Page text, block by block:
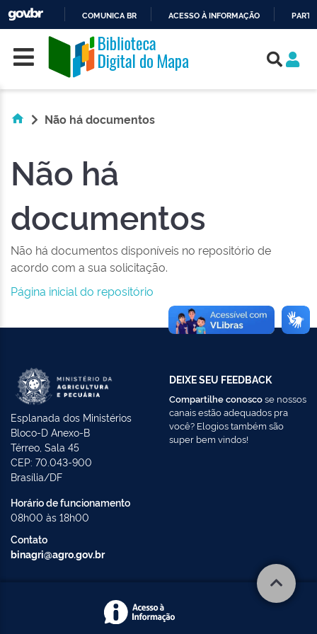
O
CONTEÚDO
COMUNICA BR ACESSO À INFORMAÇÃO
Skip navigation
Não há documentos
Não há
documentos
Não há documentos disponíveis no repositório de
acordo com a sua solicitação.
Página inicial do repositório
Esplanada dos Ministérios
Bloco-D Anexo-B
Térreo, Sala 45
CEP: 70.043-900
Brasília/DF
Horário de funcionamento
08h00 às 18h00
Contato
binagri@agro.gov.br
DEIXE SEU FEEDBACK
Compartilhe conoscose nossos
canais estão adequados pra
você? Elogios também são
super bem vindos!